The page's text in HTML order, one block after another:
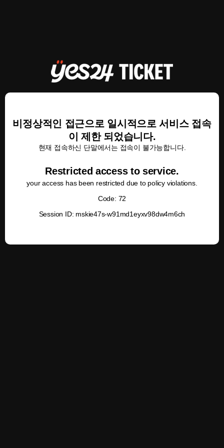
비정상적인 접근으로 일시적으로 서비스 접속
이 제한 되었습니다.
현재 접속하신 단말에서는 접속이 불가능합니다.
Restricted access to service.
your access has been restricted due to policy violations.
Code: 72
Session ID: mskie47s-w91md1eyxv98dw4m6ch